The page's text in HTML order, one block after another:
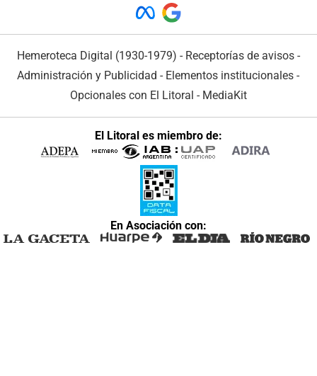
Hemeroteca Digital (1930-1979) - Receptorías de avisos -
Administración y Publicidad - Elementos institucionales -
Opcionales con El Litoral - MediaKit
El Litoral es miembro de:
En Asociación con: